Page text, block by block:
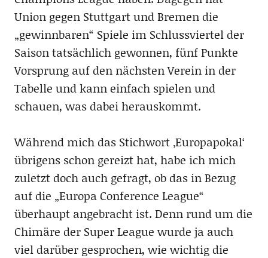
Union gegen Stuttgart und Bremen die
„gewinnbaren“ Spiele im Schlussviertel der
Saison tatsächlich gewonnen, fünf Punkte
Vorsprung auf den nächsten Verein in der
Tabelle und kann einfach spielen und
schauen, was dabei herauskommt.
Während mich das Stichwort ‚Europapokal‘
übrigens schon gereizt hat, habe ich mich
zuletzt doch auch gefragt, ob das in Bezug
auf die „Europa Conference League“
überhaupt angebracht ist. Denn rund um die
Chimäre der Super League wurde ja auch
viel darüber gesprochen, wie wichtig die